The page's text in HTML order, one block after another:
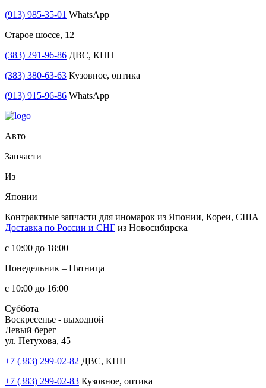
(913) 985-35-01 WhatsApp
Старое шоссе, 12
(383) 291-96-86 ДВС, КПП
(383) 380-63-63 Кузовное, оптика
(913) 915-96-86 WhatsApp
Авто
Запчасти
Из
Японии
Контрактные запчасти для иномарок из Японии, Кореи, США
Доставка по России и СНГ из Новосибирска
с 10:00 до 18:00
Понедельник – Пятница
с 10:00 до 16:00
Суббота
Воскресенье - выходной
Левый берег
ул. Петухова, 45
+7 (383) 299-02-82 ДВС, КПП
+7 (383) 299-02-83 Кузовное, оптика